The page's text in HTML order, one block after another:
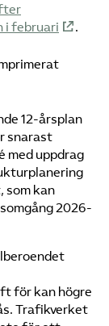
i februari
.
12-årsplan
snarast
med uppdrag
som kan
2026-
för kan högre
Trafikverket